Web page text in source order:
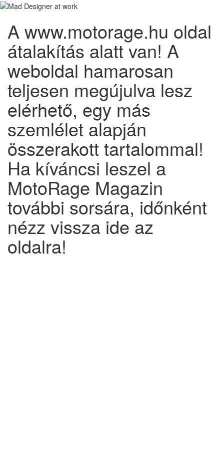
A www.motorage.hu oldal
átalakítás alatt van! A
weboldal hamarosan
teljesen megújulva lesz
elérhető, egy más
szemlélet alapján
összerakott tartalommal!
Ha kíváncsi leszel a
MotoRage Magazin
további sorsára, időnként
nézz vissza ide az
oldalra!